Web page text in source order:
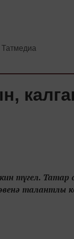
Татмедиа
түгел. Татар
талантлы